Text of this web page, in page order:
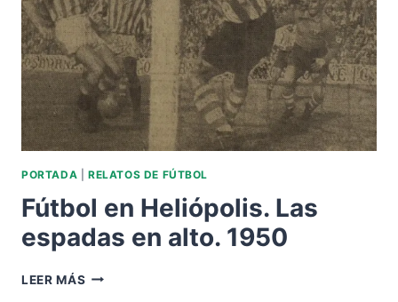
PORTADA RELATOS DE FÚTBOL
Fútbol en Heliópolis. Las
espadas en alto. 1950
LEER MÁS FÚTBOL